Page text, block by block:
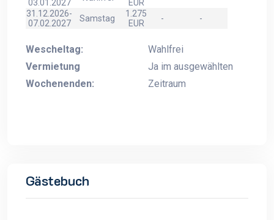
03.01.2027
EUR
31.12.2026-
07.02.2027
Samstag
1.275
EUR
- -
Wescheltag:
Wahlfrei
Vermietung
Wochenenden:
Ja im ausgewählten
Zeitraum
Gästebuch